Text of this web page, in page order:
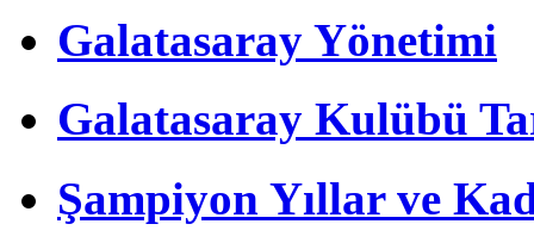
Galatasaray Yönetimi
Galatasaray Kulübü
Şampiyon Yıllar ve